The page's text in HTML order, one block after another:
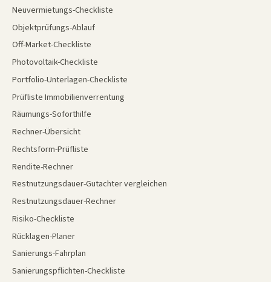
Neuvermietungs-Checkliste
Objektprüfungs-Ablauf
Off-Market-Checkliste
Photovoltaik-Checkliste
Portfolio-Unterlagen-Checkliste
Prüfliste Immobilienverrentung
Räumungs-Soforthilfe
Rechner-Übersicht
Rechtsform-Prüfliste
Rendite-Rechner
Restnutzungsdauer-Gutachter vergleichen
Restnutzungsdauer-Rechner
Risiko-Checkliste
Rücklagen-Planer
Sanierungs-Fahrplan
Sanierungspflichten-Checkliste